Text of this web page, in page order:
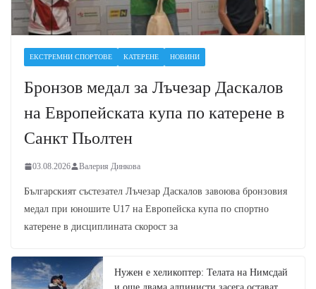
ЕКСТРЕМНИ СПОРТОВЕ КАТЕРЕНЕ НОВИНИ
Бронзов медал за Лъчезар Даскалов
на Европейската купа по катерене в
Санкт Пьолтен
03.08.2026 Валерия Динкова
Българският състезател Лъчезар Даскалов завоюва бронзовия
медал при юношите U17 на Европейска купа по спортно
катерене в дисциплината скорост за
Нужен е хеликоптер: Телата на Нимсдай